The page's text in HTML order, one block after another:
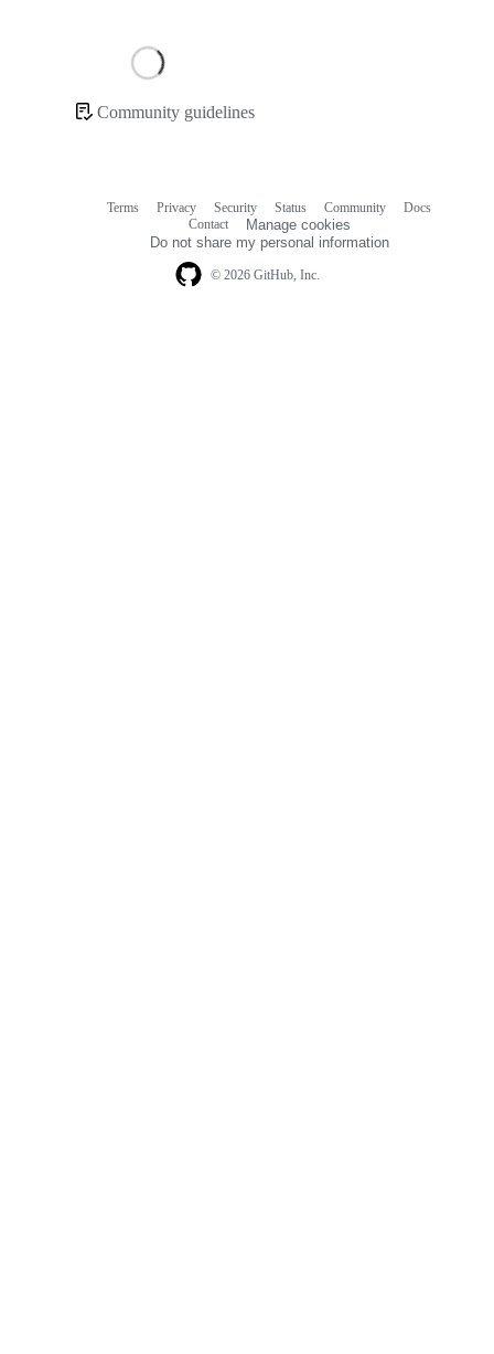
Community guidelines
© 2026 GitHub, Inc.
Terms Privacy Security Status Community
Docs
Contact
Manage cookies
Do not share my personal information